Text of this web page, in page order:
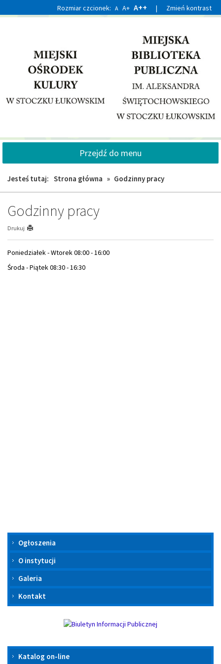
do
do
Rozmiar czcionek: A A+ A++ | Zmień kontrast
Przejdź do menu
Jesteś tutaj: Strona główna » Godzinny pracy
Godzinny pracy
Drukuj
Poniedziałek - Wtorek 08:00 - 16:00
Środa - Piątek 08:30 - 16:30
MOKOgłoszenia
O instytucji
Galeria
Kontakt
MBPKatalog on-line